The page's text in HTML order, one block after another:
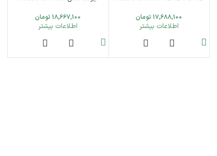
17,688,100 تومان
اطلاعات بیشتر
18,667,100 تومان
اطلاعات بیشتر